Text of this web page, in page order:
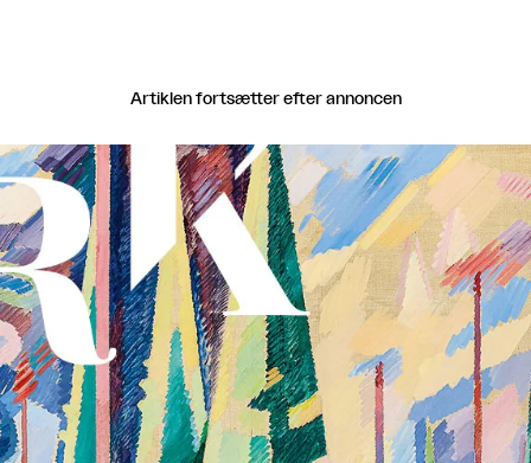
Artiklen fortsætter efter annoncen